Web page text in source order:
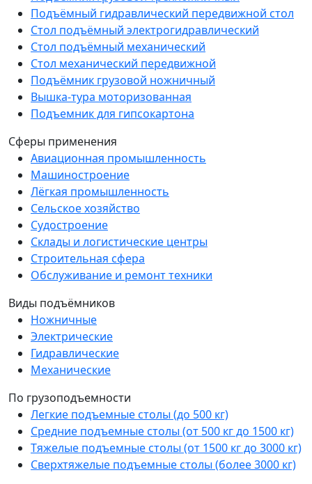
Подъёмный гидравлический передвижной стол
Стол подъёмный электрогидравлический
Стол подъёмный механический
Стол механический передвижной
Подъёмник грузовой ножничный
Вышка-тура моторизованная
Подъемник для гипсокартона
Сферы применения
Авиационная промышленность
Машиностроение
Лёгкая промышленность
Сельское хозяйство
Судостроение
Склады и логистические центры
Строительная сфера
Обслуживание и ремонт техники
Виды подъёмников
Ножничные
Электрические
Гидравлические
Механические
По грузоподъемности
Легкие подъемные столы (до 500 кг)
Средние подъемные столы (от 500 кг до 1500 кг)
Тяжелые подъемные столы (от 1500 кг до 3000 кг)
Сверхтяжелые подъемные столы (более 3000 кг)